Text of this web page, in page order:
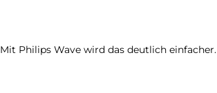
Mit Philips Wave wird das deutlich einfacher.